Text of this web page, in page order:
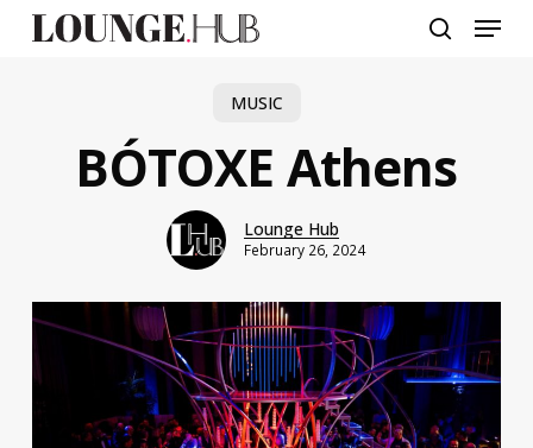
Menu
MUSIC
ΒÓTOXE Athens
Lounge Hub
February 26, 2024